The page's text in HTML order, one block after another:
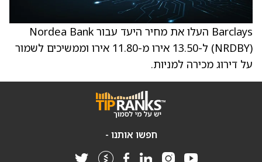
Barclays העלו את מחיר היעד עבור Nordea Bank
(NRDBY) ל-13.50 אירו מ-11.80 אירו וממשיכים לשמור
על דירוג מכירה למניות.
חפשו אותנו -